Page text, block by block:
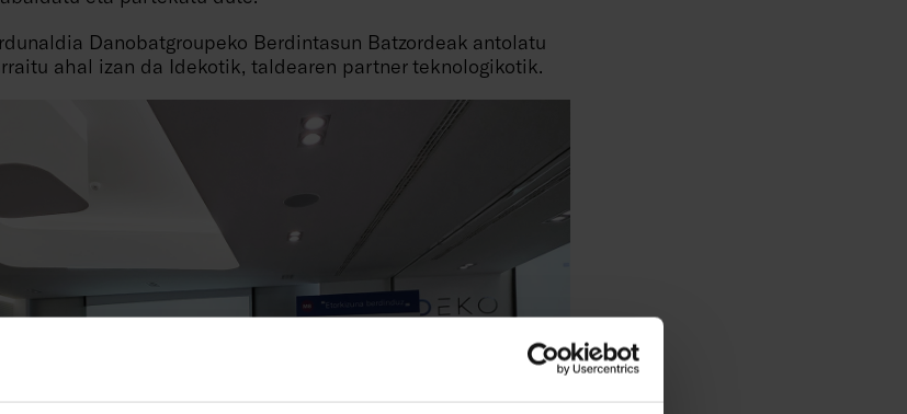
Danobatgroupeko Berdintasun Batzordeak antolatu
ahal izan da Idekotik, taldearen partner teknologikotik.